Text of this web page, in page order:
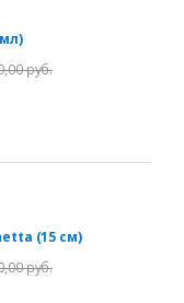
руб.
(15 см)
руб.